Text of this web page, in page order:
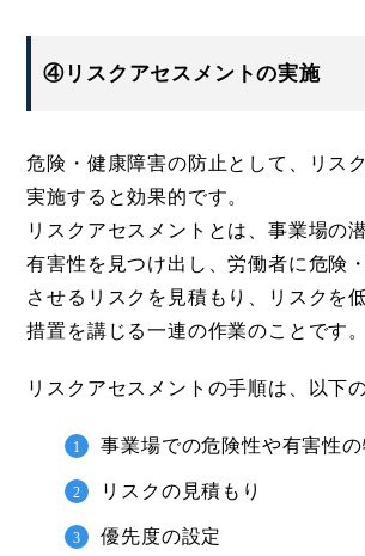
④リスクアセスメントの実施
危険・健康障害の防止として、リス
実施すると効果的です。
リスクアセスメントとは、事業場の
有害性を見つけ出し、労働者に危険
させるリスクを見積もり、リスクを
措置を講じる一連の作業のことです。
リスクアセスメントの手順は、以下
事業場での危険性や有害性の
リスクの見積もり
優先度の設定